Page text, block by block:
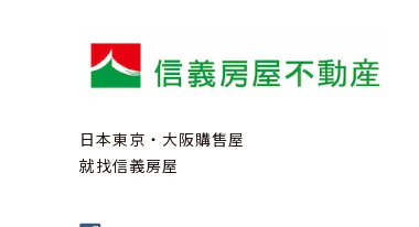
日本東京‧大阪購售屋
就找信義房屋